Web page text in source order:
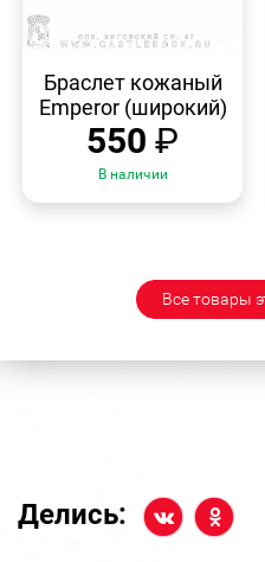
ПРОСМОТР
Браслет кожаный
Emperor (широкий)
550 ₽
В наличии
Все товары
Делись: